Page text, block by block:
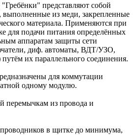
представляют собой
выполненные из меди, закрепленные
материала. Применяются при
для подачи питания определённых
аппаратам защиты сети
диф. автоматы, ВДТ/УЗО,
их параллельного соединения.
для коммутации
одному модулю.
перемычкам из провода и
проводников в щитке до минимума,